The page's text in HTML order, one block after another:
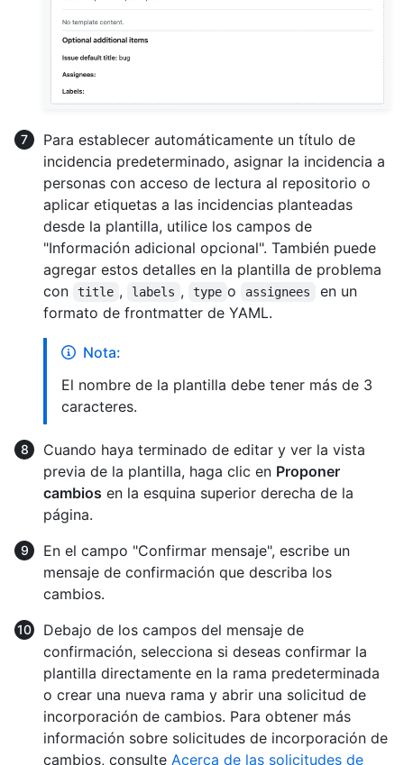
Para establecer automáticamente un título de
incidencia predeterminado, asignar la incidencia a
personas con acceso de lectura al repositorio o
aplicar etiquetas a las incidencias planteadas
desde la plantilla, utilice los campos de
"Información adicional opcional". También puede
agregar estos detalles en la plantilla de problema
con
title , labels , type o assignees
en un
formato de frontmatter de YAML.
Nota:
El nombre de la plantilla debe tener más de 3
caracteres.
Cuando haya terminado de editar y ver la vista
previa de la plantilla, haga clic en Proponer
cambios en la esquina superior derecha de la
página.
En el campo "Confirmar mensaje", escribe un
mensaje de confirmación que describa los
cambios.
Debajo de los campos del mensaje de
confirmación, selecciona si deseas confirmar la
plantilla directamente en la rama predeterminada
o crear una nueva rama y abrir una solicitud de
incorporación de cambios. Para obtener más
información sobre solicitudes de incorporación de
cambios, consulte Acerca de las solicitudes de